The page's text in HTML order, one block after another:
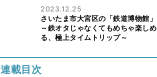
2023.12.25
さいたま市大宮区の「鉄道博物館」
～鉄オタじゃなくてもめちゃ楽しめ
る、極上タイムトリップ～
連載目次